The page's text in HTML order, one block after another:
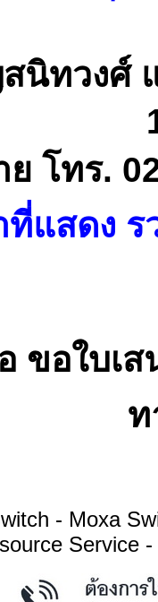
นิทวงศ์
โทร.
ที่แสดง
ขอใบเ
ท
- Moxa
Service